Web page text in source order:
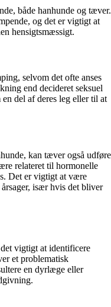
både hanhunde og tæver.
og det er vigtigt at
hensigtsmæssigt.
selvom det ofte anses
end decideret seksuel
del af deres leg eller til at
kan tæver også udføre
relateret til hormonelle
Det er vigtigt at være
især hvis det bliver
vigtigt at identificere
et problematisk
en dyrlæge eller